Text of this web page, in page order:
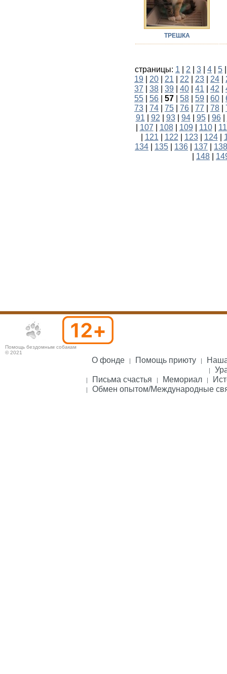
ТРЕШКА
страницы: 1 | 2 | 3 | 4 | 5
19 | 20 | 21 | 22 | 23 | 24 |
37 | 38 | 39 | 40 | 41 | 42 |
55 | 56 | 57 | 58 | 59 | 60 |
73 | 74 | 75 | 76 | 77 | 78 |
91 | 92 | 93| 94| 95| 96|
| 107 | 108| 109 | 110|
| 121 | 122 | 123| 124|
134 | 135 | 136 | 137 | 138
| 148 |
Помощь бездомным собакам
© 2021
О фонде Помощь приюту
Наша
Письма счастья
Мемориал
Обмен опытом/Международные